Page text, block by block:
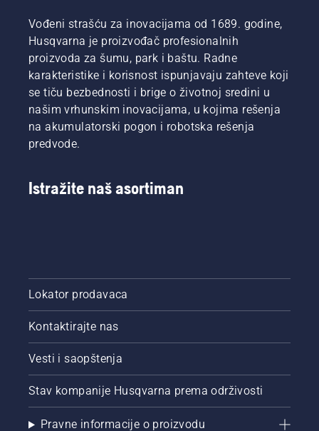
Vođeni strašću za inovacijama od 1689. godine,
Husqvarna je proizvođač profesionalnih
proizvoda za šumu, park i baštu. Radne
karakteristike i korisnost ispunjavaju zahteve koji
se tiču bezbednosti i brige o životnoj sredini u
našim vrhunskim inovacijama, u kojima rešenja
na akumulatorski pogon i robotska rešenja
predvode.
Istražite naš asortiman
Lokator prodavaca
Kontaktirajte nas
Vesti i saopštenja
Stav kompanije Husqvarna prema održivosti
Pravne informacije o proizvodu